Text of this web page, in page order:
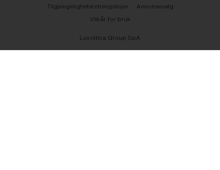
Tilgjengelighetsretningslinjer
Annonsevalg
Vilkår for bruk
Luxottica Group SpA